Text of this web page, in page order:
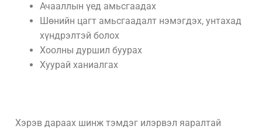
Ачааллын үед амьсгаадах
Шөнийн цагт амьсгаадалт нэмэгдэх, унтахад
хүндрэлтэй болох
Хоолны дуршил буурах
Хуурай ханиалгах
Хэрэв дараах шинж тэмдэг илэрвэл яаралтай